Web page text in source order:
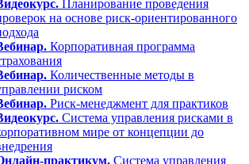
Планирование проведения
на основе риск-ориентированного
Корпоративная программа
Количественные методы в
риском
Риск-менеджмент для практиков
Система управления рисками в
мире от концепции до
практикум. Система управления